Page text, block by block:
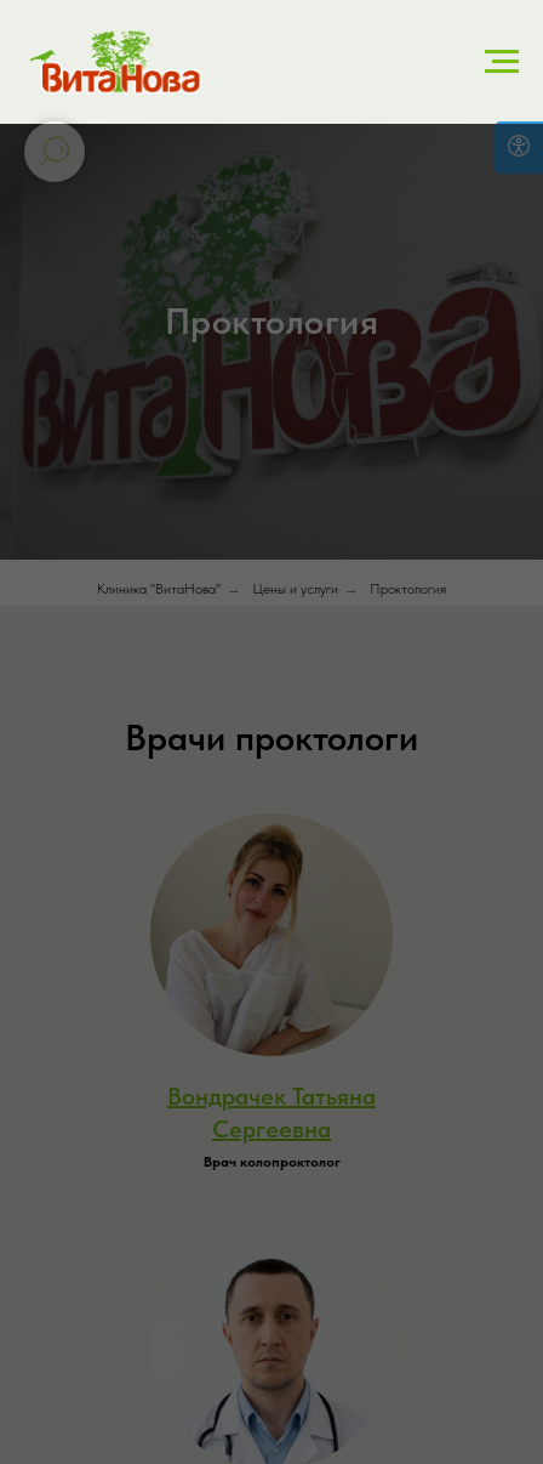
Проктология
Клиника "ВитаНова" → Цены и услуги → Проктология
Врачи проктологи
Вондрачек Татьяна
Сергеевна
Врач колопроктолог